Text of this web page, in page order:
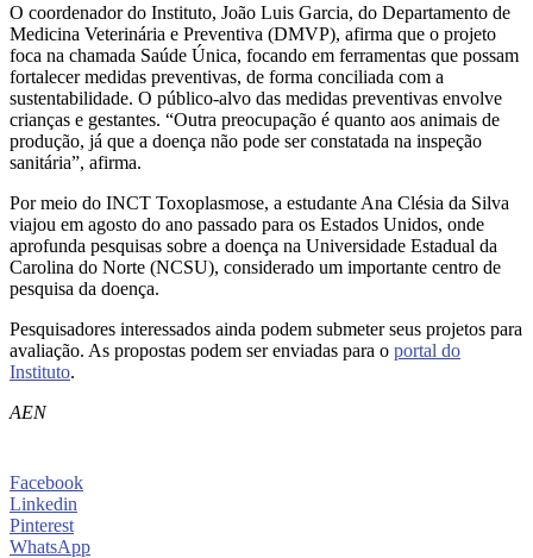
O coordenador do Instituto, João Luis Garcia, do Departamento de
Medicina Veterinária e Preventiva (DMVP), afirma que o projeto
foca na chamada Saúde Única, focando em ferramentas que possam
fortalecer medidas preventivas, de forma conciliada com a
sustentabilidade. O público-alvo das medidas preventivas envolve
crianças e gestantes. “Outra preocupação é quanto aos animais de
produção, já que a doença não pode ser constatada na inspeção
sanitária”, afirma.
Por meio do INCT Toxoplasmose, a estudante Ana Clésia da Silva
viajou em agosto do ano passado para os Estados Unidos, onde
aprofunda pesquisas sobre a doença na Universidade Estadual da
Carolina do Norte (NCSU), considerado um importante centro de
pesquisa da doença.
Pesquisadores interessados ainda podem submeter seus projetos para
avaliação. As propostas podem ser enviadas para o portal do
Instituto.
AEN
Facebook
Linkedin
Pinterest
WhatsApp